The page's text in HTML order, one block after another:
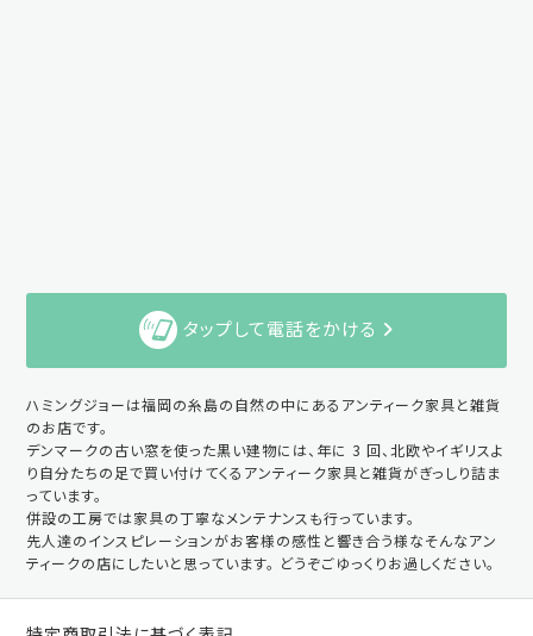
タップして電話をかける
ハミングジョーは福岡の糸島の自然の中にあるアンティーク家具と雑貨
のお店です。
デンマークの古い窓を使った黒い建物には、年に 3 回、北欧やイギリスよ
り自分たちの足で買い付けてくるアンティーク家具と雑貨がぎっしり詰ま
っています。
併設の工房では家具の丁寧なメンテナンスも行っています。
先人達のインスピレーションがお客様の感性と響き合う様なそんなアン
ティークの店にしたいと思っています。 どうぞごゆっくりお過しください。